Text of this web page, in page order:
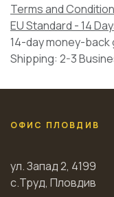
Terms and
EU Standard - 14
14-day money-
Shipping: 2-3
ОФИС ПЛОВДИВ
ул. Запад 2, 4199
с.Труд, Пловдив